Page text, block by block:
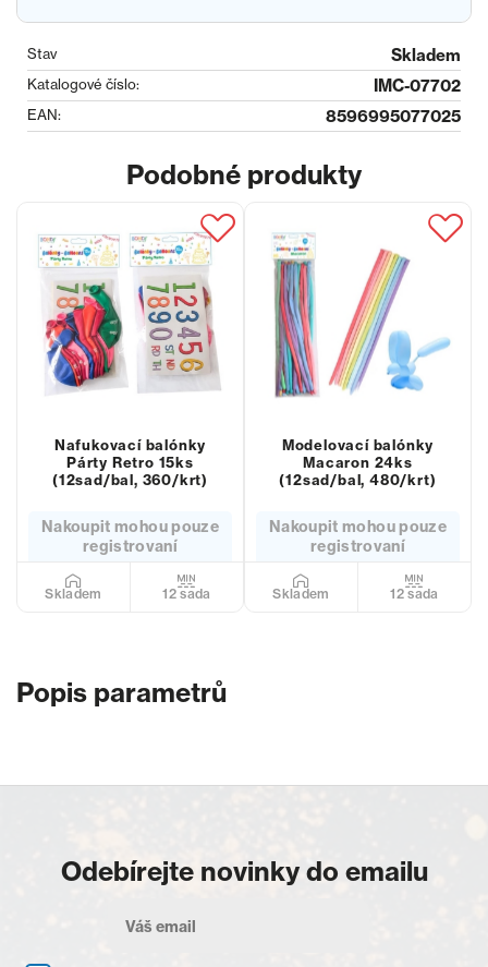
Stav Skladem
Katalogové číslo: IMC-07702
EAN: 8596995077025
Podobné produkty
Nafukovací balónky
Párty Retro 15ks
(12sad/bal, 360/krt)
Nakoupit mohou pouze
registrovaní
Skladem 12 sada
Modelovací balónky
Macaron 24ks
(12sad/bal, 480/krt)
Nakoupit mohou pouze
registrovaní
Skladem 12 sada
Popis parametrů
Odebírejte novinky do emailu